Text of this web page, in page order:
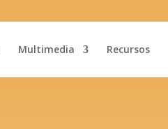
Multimedia Recursos